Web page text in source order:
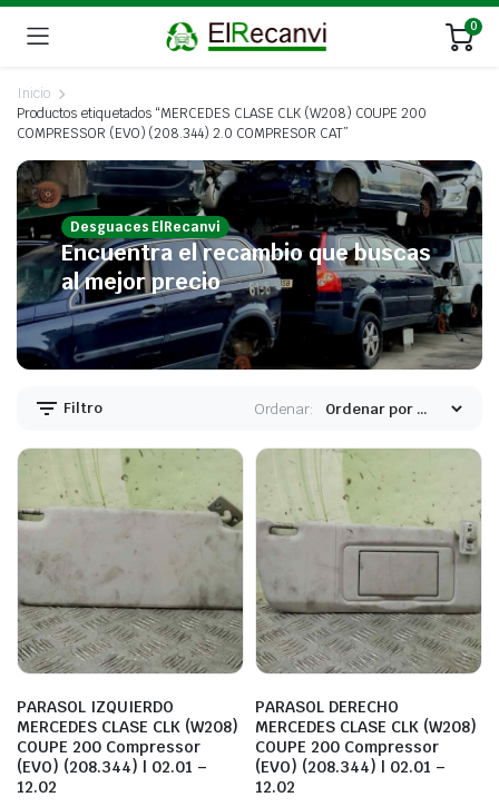
0
Inicio
Productos etiquetados “MERCEDES CLASE CLK (W208) COUPE 200
COMPRESSOR (EVO) (208.344) 2.0 COMPRESOR CAT”
Desguaces ElRecanvi
Encuentra el recambio que buscas
al mejor precio
Filtro Ordenar:
PARASOL IZQUIERDO
MERCEDES CLASE CLK (W208)
COUPE 200 Compressor
(EVO) (208.344) | 02.01 –
12.02
PARASOL DERECHO
MERCEDES CLASE CLK (W208)
COUPE 200 Compressor
(EVO) (208.344) | 02.01 –
12.02